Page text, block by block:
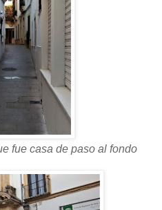
fue casa de paso al fondo